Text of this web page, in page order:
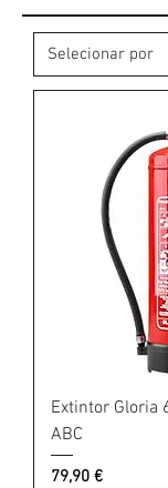
Extintor Gloria
ABC
Preço
79,90 €